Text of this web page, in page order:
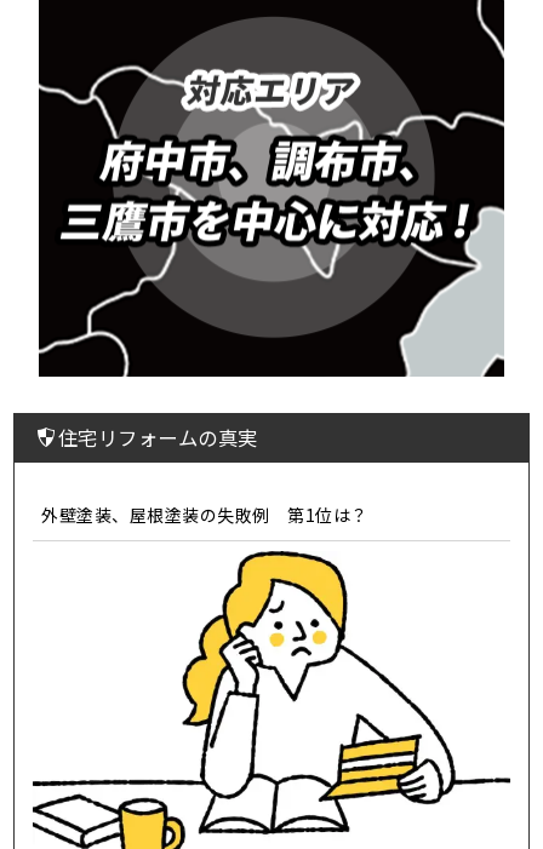
住宅リフォームの真実
外壁塗装、屋根塗装の失敗例 第1位は？